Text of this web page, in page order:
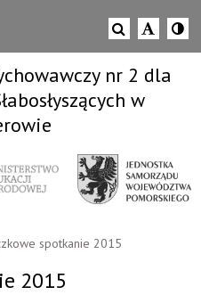
nr 2 dla
w
spotkanie 2015
2015